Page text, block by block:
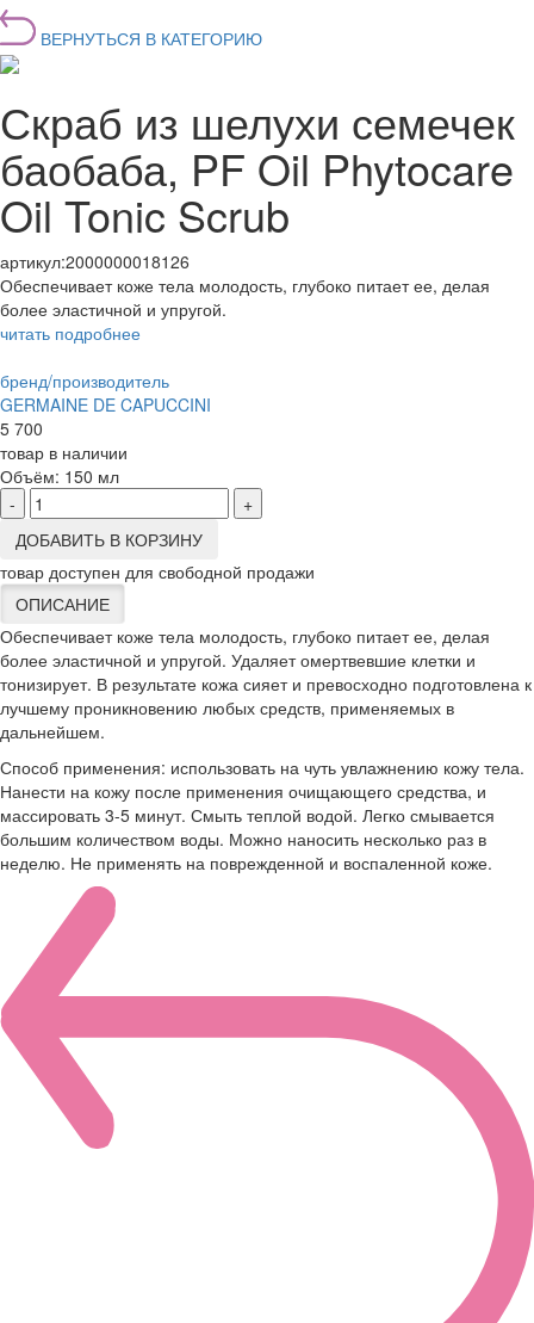
ВЕРНУТЬСЯ В КАТЕГОРИЮ
Скраб из шелухи семечек
баобаба, PF Oil Phytocare
Oil Tonic Scrub
артикул:2000000018126
Обеспечивает коже тела молодость, глубоко питает ее, делая
более эластичной и упругой.
читать подробнее
бренд/производитель
GERMAINE DE CAPUCCINI
5 700
товар в наличии
Объём: 150 мл
-
+
ДОБАВИТЬ В КОРЗИНУ
товар доступен для свободной продажи
ОПИСАНИЕ
Обеспечивает коже тела молодость, глубоко питает ее, делая
более эластичной и упругой. Удаляет омертвевшие клетки и
тонизирует. В результате кожа сияет и превосходно подготовлена к
лучшему проникновению любых средств, применяемых в
дальнейшем.
Способ применения: использовать на чуть увлажнению кожу тела.
Нанести на кожу после применения очищающего средства, и
массировать 3-5 минут. Смыть теплой водой. Легко смывается
большим количеством воды. Можно наносить несколько раз в
неделю. Не применять на поврежденной и воспаленной коже.